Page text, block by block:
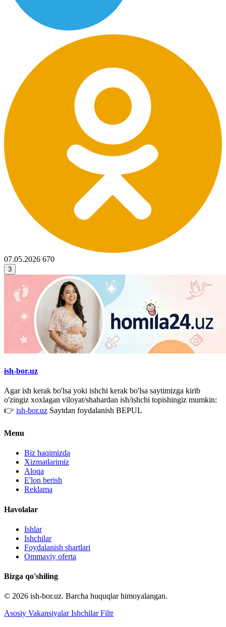
07.05.2026 670
3
ish-bor.uz
Agar ish kerak bo'lsa yoki ishchi kerak bo'lsa saytimizga kirib
o'zingiz xoxlagan viloyat/shahardan ish/ishchi topishingiz mumkin:
👉 ish-bor.uz Saytdan foydalanish BEPUL
Menu
Biz haqimizda
Xizmatlarimiz
Aloqa
E'lon berish
Reklama
Havolalar
Ishlar
Ishchilar
Foydalanish shartlari
Ommaviy oferta
Bizga qo'shiling
© 2026 ish-bor.uz. Barcha huquqlar himoyalangan.
Asosiy Vakansiyalar Ishchilar Filtr